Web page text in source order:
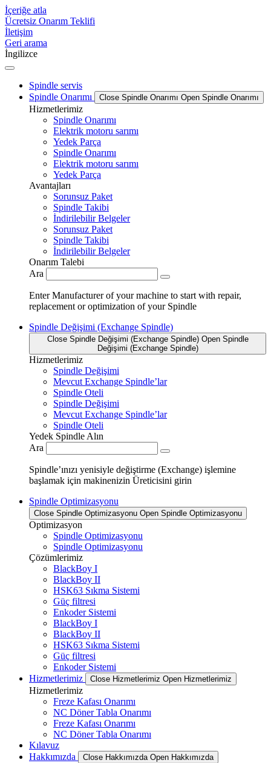
İçeriğe atla
Ücretsiz Onarım Teklifi
İletişim
Geri arama
İngilizce
Spindle servis
Spindle Onarımı
Close Spindle Onarımı Open Spindle Onarımı
Hizmetlerimiz
Spindle Onarımı
Elektrik motoru sarımı
Yedek Parça
Spindle Onarımı
Elektrik motoru sarımı
Yedek Parça
Avantajları
Sorunsuz Paket
Spindle Takibi
İndirilebilir Belgeler
Sorunsuz Paket
Spindle Takibi
İndirilebilir Belgeler
Onarım Talebi
Ara
Enter Manufacturer of your machine to start with repair,
replacement or optimization of your Spindle
Spindle Değişimi (Exchange Spindle)
Close Spindle Değişimi (Exchange Spindle) Open Spindle
Değişimi (Exchange Spindle)
Hizmetlerimiz
Spindle Değişimi
Mevcut Exchange Spindle’lar
Spindle Oteli
Spindle Değişimi
Mevcut Exchange Spindle’lar
Spindle Oteli
Yedek Spindle Alın
Ara
Spindle’ınızı yenisiyle değiştirme (Exchange) işlemine
başlamak için makinenizin Üreticisini girin
Spindle Optimizasyonu
Close Spindle Optimizasyonu Open Spindle Optimizasyonu
Optimizasyon
Spindle Optimizasyonu
Spindle Optimizasyonu
Çözümlerimiz
BlackBoy I
BlackBoy II
HSK63 Sıkma Sistemi
Güç filtresi
Enkoder Sistemi
BlackBoy I
BlackBoy II
HSK63 Sıkma Sistemi
Güç filtresi
Enkoder Sistemi
Hizmetlerimiz
Close Hizmetlerimiz Open Hizmetlerimiz
Hizmetlerimiz
Freze Kafası Onarımı
NC Döner Tabla Onarımı
Freze Kafası Onarımı
NC Döner Tabla Onarımı
Kılavuz
Hakkımızda
Close Hakkımızda Open Hakkımızda